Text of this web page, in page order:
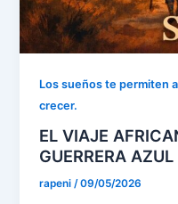
Los sueños te permiten
crecer.
EL VIAJE
GUERRERA AZUL
rapeni/09/05/2026